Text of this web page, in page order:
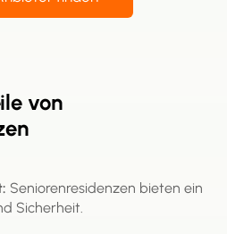
von
Seniorenresidenzen bieten ein
Sicherheit.